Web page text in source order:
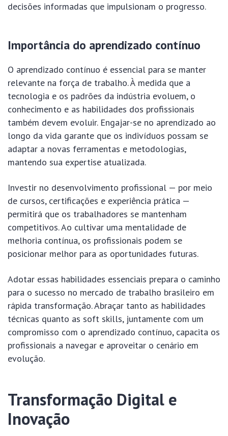
decisões informadas que impulsionam o progresso.
Importância do aprendizado contínuo
O aprendizado contínuo é essencial para se manter
relevante na força de trabalho. À medida que a
tecnologia e os padrões da indústria evoluem, o
conhecimento e as habilidades dos profissionais
também devem evoluir. Engajar-se no aprendizado ao
longo da vida garante que os indivíduos possam se
adaptar a novas ferramentas e metodologias,
mantendo sua expertise atualizada.
Investir no desenvolvimento profissional — por meio
de cursos, certificações e experiência prática —
permitirá que os trabalhadores se mantenham
competitivos. Ao cultivar uma mentalidade de
melhoria contínua, os profissionais podem se
posicionar melhor para as oportunidades futuras.
Adotar essas habilidades essenciais prepara o caminho
para o sucesso no mercado de trabalho brasileiro em
rápida transformação. Abraçar tanto as habilidades
técnicas quanto as soft skills, juntamente com um
compromisso com o aprendizado contínuo, capacita os
profissionais a navegar e aproveitar o cenário em
evolução.
Transformação Digital e
Inovação